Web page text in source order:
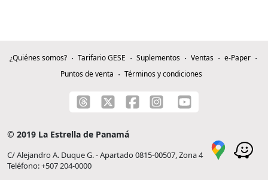
¿Quiénes somos? Tarifario GESE Suplementos Ventas
e-Paper
Puntos de venta
Términos y condiciones
© 2019 La Estrella de Panamá
C/ Alejandro A. Duque G. - Apartado 0815-00507, Zona 4
Teléfono: +507 204-0000